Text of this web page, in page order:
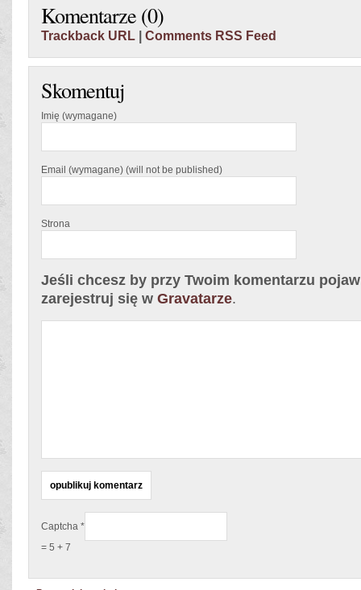
Komentarze (0)
Trackback URL Comments RSS Feed
Skomentuj
Imię (wymagane)
Email (wymagane) (will not be published)
Strona
Jeśli chcesz by przy Twoim komentarzu
zarejestruj się w Gravatarze.
Captcha *
= 5 + 7